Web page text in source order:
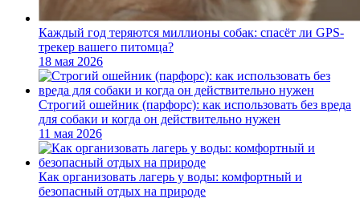
Каждый год теряются миллионы собак: спасёт ли GPS-
трекер вашего питомца?
18 мая 2026
Строгий ошейник (парфорс): как использовать без вреда
для собаки и когда он действительно нужен
11 мая 2026
Как организовать лагерь у воды: комфортный и
безопасный отдых на природе